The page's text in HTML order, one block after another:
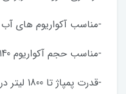
-مناسب آکواریوم های
-مناسب حجم آکواریوم 140 الی 280 لیتر
-قدرت پمپاژ تا 1800 لیتر در ساعت